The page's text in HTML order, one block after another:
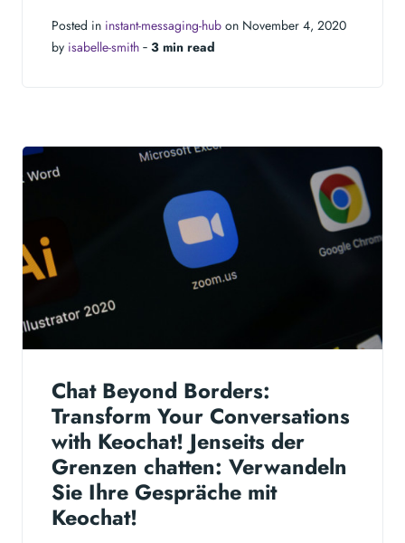
Posted in instant-messaging-hub on November 4, 2020
by isabelle-smith ‐ 3 min read
Chat Beyond Borders:
Transform Your Conversations
with Keochat! Jenseits der
Grenzen chatten: Verwandeln
Sie Ihre Gespräche mit
Keochat!